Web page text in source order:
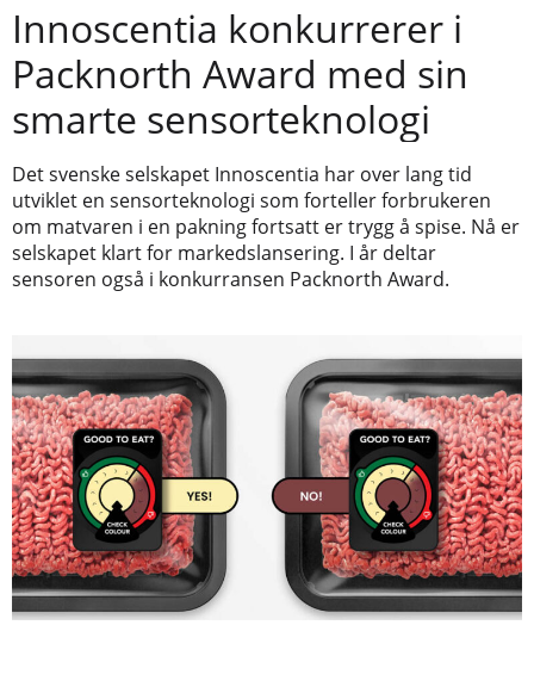
Innoscentia konkurrerer i
Packnorth Award med sin
smarte sensorteknologi
Det svenske selskapet Innoscentia har over lang tid
utviklet en sensorteknologi som forteller forbrukeren
om matvaren i en pakning fortsatt er trygg å spise. Nå er
selskapet klart for markedslansering. I år deltar
sensoren også i konkurransen Packnorth Award.